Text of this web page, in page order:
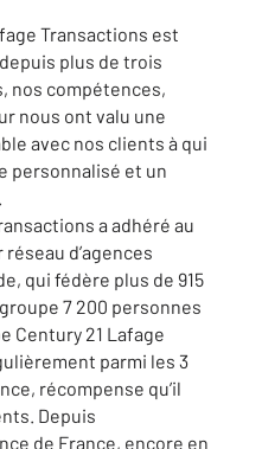
Transactions est
plus de trois
nos compétences,
nous ont valu une
avec nos clients à qui
personnalisé et un
a adhéré au
d’agences
qui fédère plus de 915
7 200 personnes
Century 21 Lafage
parmi les 3
récompense qu’il
Depuis
de France, encore en